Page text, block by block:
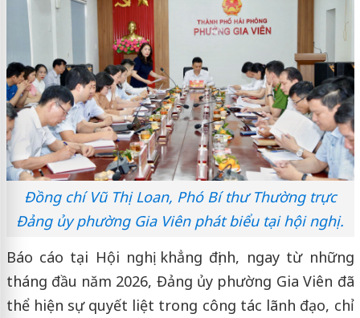
Đồng chí Vũ Thị Loan, Phó Bí thư Thường trực
Đảng ủy phường Gia Viên phát biểu tại hội nghị.
Báo cáo tại Hội nghị khẳng định, ngay từ những
tháng đầu năm 2026, Đảng ủy phường Gia Viên đã
thể hiện sự quyết liệt trong công tác lãnh đạo, chỉ